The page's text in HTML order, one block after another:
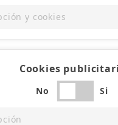
y cookies
Cookies
No Si